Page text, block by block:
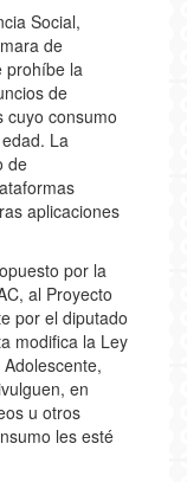
Social,
de
prohíbe la
de
cuyo consumo
La
de
aplicaciones
por la
al Proyecto
por el diputado
modifica la Ley
en
u otros
les esté